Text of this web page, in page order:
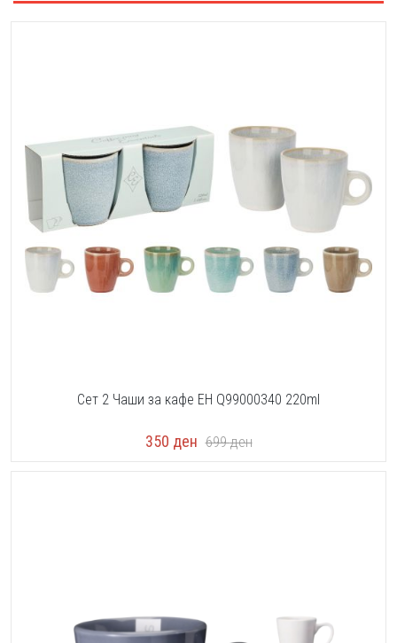
Сет 2 Чаши за кафе EH Q99000340 220ml
350 ден 699ден